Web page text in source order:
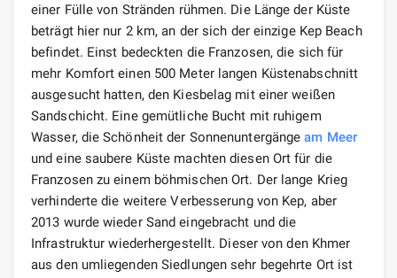
einer Fülle von Stränden rühmen. Die Länge der Küste
beträgt hier nur 2 km, an der sich der einzige Kep Beach
befindet. Einst bedeckten die Franzosen, die sich für
mehr Komfort einen 500 Meter langen Küstenabschnitt
ausgesucht hatten, den Kiesbelag mit einer weißen
Sandschicht. Eine gemütliche Bucht mit ruhigem
Wasser, die Schönheit der Sonnenuntergängeam Meer
und eine saubere Küste machten diesen Ort für die
Franzosen zu einem böhmischen Ort. Der lange Krieg
verhinderte die weitere Verbesserung von Kep, aber
2013 wurde wieder Sand eingebracht und die
Infrastruktur wiederhergestellt. Dieser von den Khmer
aus den umliegenden Siedlungen sehr begehrte Ort ist